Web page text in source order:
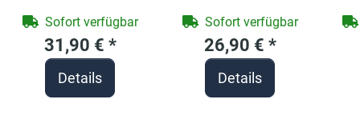
Zunftzeichen
Schneider -
Berufe Shirt für
Handwerker
Sofort verfügbar
31,90 € *
Details
Babys/Jungen,
hellgrün, Größe
ca. 80 x 80 cm,
Motiv
Sofort verfügbar
26,90 € *
Details